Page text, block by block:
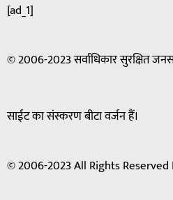
[ad_1]
© 2006-2023 सर्वाधिकार सुरक्षित
साईट का संस्करण बीटा वर्जन हैं।
© 2006-2023 All Rights